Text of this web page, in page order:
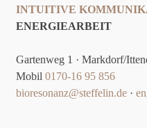
INTUITIVE
ENERGIEARBEIT
Gartenweg 1 · Markdorf/
Mobil 0170-16 95 856
bioresonanz@steffelin.de ·